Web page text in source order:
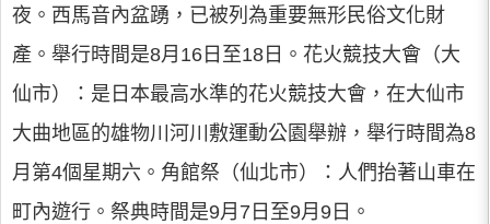
夜。西馬音內盆踴，已被列為重要無形民俗文化財
產。舉行時間是8月16日至18日。花火競技大會（大
仙市）：是日本最高水準的花火競技大會，在大仙市
大曲地區的雄物川河川敷運動公園舉辦，舉行時間為8
月第4個星期六。角館祭（仙北市）：人們抬著山車在
町內遊行。祭典時間是9月7日至9月9日。